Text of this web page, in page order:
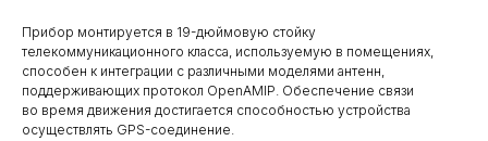
Прибор монтируется в 19-дюймовую стойку
телекоммуникационного класса, используемую в помещениях,
способен к интеграции с различными моделями антенн,
поддерживающих протокол OpenAMIP. Обеспечение связи
во время движения достигается способностью устройства
осуществлять GPS-соединение.